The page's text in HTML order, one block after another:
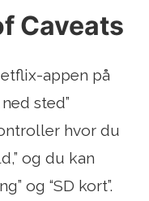
Caveats
appen på
sted”
hvor du
og du kan
og “SD kort”.